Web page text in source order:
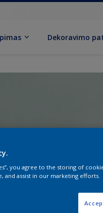
Dekoravimo
you agree to the storing of
and assist in our marketing efforts.